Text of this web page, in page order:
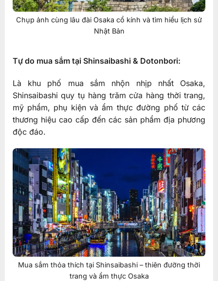
Chụp ảnh cùng lâu đài Osaka cổ kính và tìm hiểu lịch sử
Nhật Bản
Tự do mua sắm tại Shinsaibashi & Dotonbori:
Là khu phố mua sắm nhộn nhịp nhất Osaka,
Shinsaibashi quy tụ hàng trăm cửa hàng thời trang,
mỹ phẩm, phụ kiện và ẩm thực đường phố từ các
thương hiệu cao cấp đến các sản phẩm địa phương
độc đáo.
Mua sắm thỏa thích tại Shinsaibashi – thiên đường thời
trang và ẩm thực Osaka